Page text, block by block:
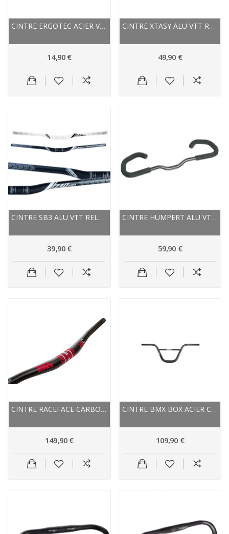
CINTRE ERGOTEC ACIER VTC ROUTE M-BAR 25.4 NOIR
14,90 €
CINTRE XTASY ALU VTT RELEVÉ RISER BAR 25.4...
49,90 €
CINTRE SB3 ALU VTT RELEVÉ FLOWY EN 740 31.8...
39,90 €
CINTRE HUMPERT ALU VTT-VTC-RTE HOMBAR RELEVÉ...
59,90 €
CINTRE RACEFACE CARBON VTT RELEVÉ SIXC NOIR...
149,90 €
CINTRE BMX BOX ACIER CRMO ONE 8
109,90 €